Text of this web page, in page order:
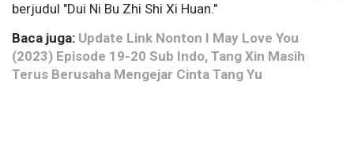
berjudul "Dui Ni Bu Zhi Shi Xi Huan."
Baca juga: Update Link Nonton I May Love You
(2023) Episode 19-20 Sub Indo, Tang Xin Masih
Terus Berusaha Mengejar Cinta Tang Yu